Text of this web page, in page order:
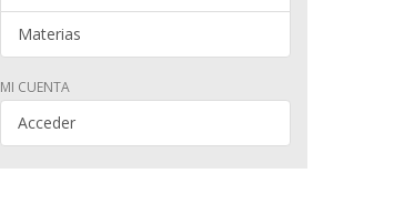
Materias
MI CUENTA
Acceder